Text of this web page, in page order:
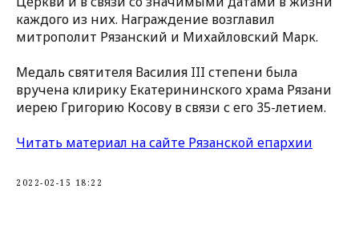
каждого из них. Награждение возглавил
митрополит Рязанский и Михайловский Марк.
Медаль святителя Василия III степени была
вручена клирику Екатерининского храма Рязани
иерею Григорию Косову в связи с его 35-летием.
Читать материал на сайте Рязанской епархии
2022-02-15 18:22